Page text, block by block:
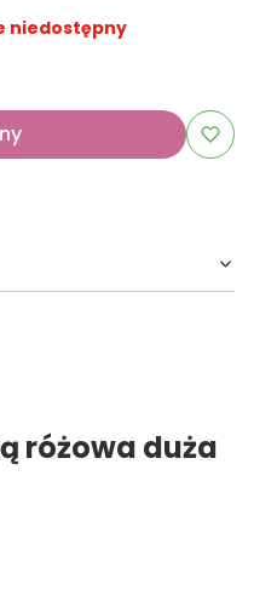
niedostępny
różowa duża